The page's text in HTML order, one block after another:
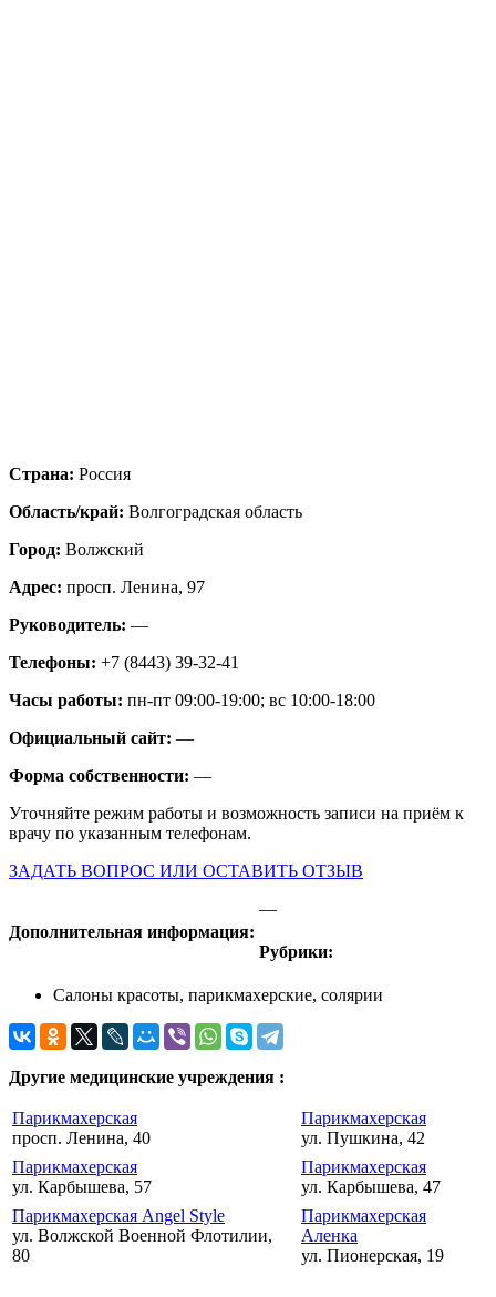
Страна: Россия
Область/край: Волгоградская область
Город: Волжский
Адрес: просп. Ленина, 97
Руководитель: —
Телефоны: +7 (8443) 39-32-41
Часы работы: пн-пт 09:00-19:00; вс 10:00-18:00
Официальный сайт: —
Форма собственности: —
Уточняйте режим работы и возможность записи на приём к
врачу по указанным телефонам.
ЗАДАТЬ ВОПРОС ИЛИ ОСТАВИТЬ ОТЗЫВ
Дополнительная информация:
—
Рубрики:
Салоны красоты, парикмахерские, солярии
Другие медицинские учреждения :
Парикмахерская
просп. Ленина, 40
Парикмахерская
ул. Пушкина, 42
Парикмахерская
ул. Карбышева, 57
Парикмахерская
ул. Карбышева, 47
Парикмахерская Angel Style
ул. Волжской Военной Флотилии,
80
Парикмахерская
Аленка
ул. Пионерская, 19